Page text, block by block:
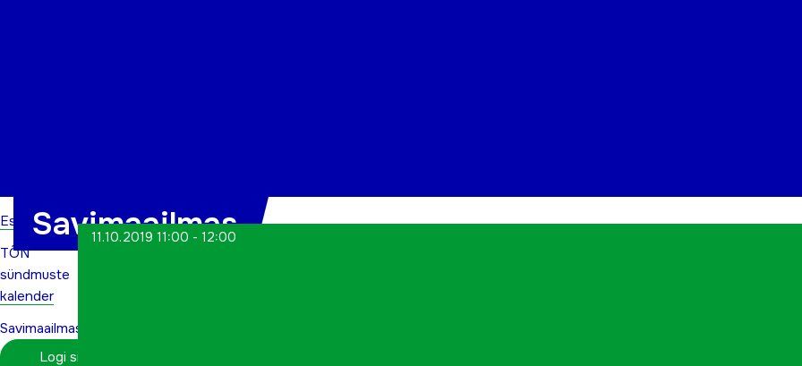
Esileht
TÕN
sündmuste
kalender
Savimaailmas
Logi sisse
Savimaailmas
11.10.2019 11:00 - 12:00